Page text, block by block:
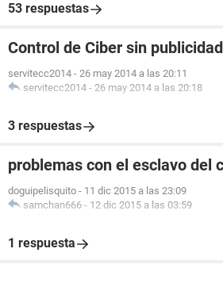
53 respuestas
Control de Ciber sin publicidad
servitecc2014 - 26 may 2014 a las 20:11
servitecc2014 - 26 may 2014 a las 20:18
3 respuestas
problemas con el esclavo del
doguipelisquito - 11 dic 2015 a las 23:09
samchan666 - 12 dic 2015 a las 03:59
1 respuesta